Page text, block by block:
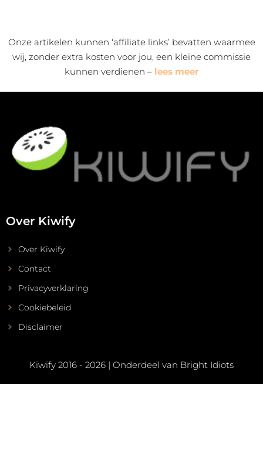
Onze artikelen kunnen ‘affiliate links’ bevatten waarmee
wij, zonder extra kosten voor jou, een kleine commissie
kunnen verdienen – lees meer
Over Kiwify
Over Kiwify
Contact
Privacyverklaring
Cookiebeleid
Disclaimer
Kiwify 2016 - 2026 | Onderdeel van Bright Idiots